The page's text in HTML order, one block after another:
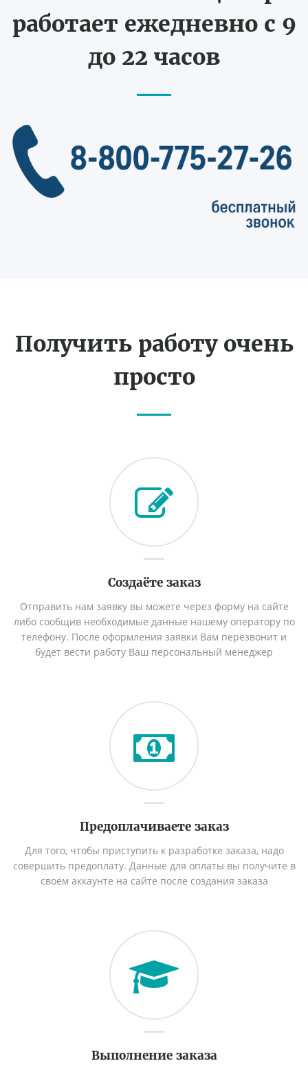
работает ежедневно с 9
до 22 часов
Получить работу очень
просто
Создаёте заказ
Отправить нам заявку вы можете через форму на сайте
либо сообщив необходимые данные нашему оператору по
телефону. После оформления заявки Вам перезвонит и
будет вести работу Ваш персональный менеджер
Предоплачиваете заказ
Для того, чтобы приступить к разработке заказа, надо
совершить предоплату. Данные для оплаты вы получите в
своём аккаунте на сайте после создания заказа
Выполнение заказа